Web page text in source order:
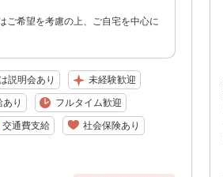
希望を考慮の上、ご自宅を中心に
説明会あり 未経験歓迎
あり フルタイム歓迎
交通費支給 社会保険あり